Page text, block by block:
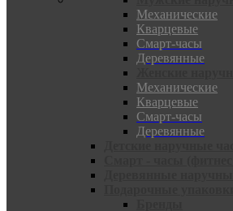
Механические
Кварцевые
Смарт-часы
Деревянные
Механические
Кварцевые
Смарт-часы
Деревянные